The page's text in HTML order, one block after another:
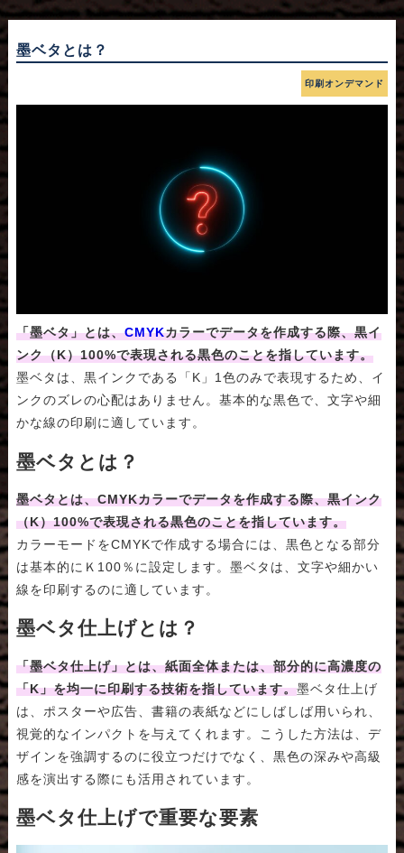
墨ベタとは？
印刷オンデマンド
「墨ベタ」とは、CMYKカラーでデータを作成する際、黒イ
ンク（K）100%で表現される黒色のことを指しています。
墨ベタは、黒インクである「K」1色のみで表現するため、イ
ンクのズレの心配はありません。基本的な黒色で、文字や細
かな線の印刷に適しています。
墨ベタとは？
墨ベタとは、CMYKカラーでデータを作成する際、黒インク
（K）100%で表現される黒色のことを指しています。
カラーモードをCMYKで作成する場合には、黒色となる部分
は基本的にＫ100％に設定します。墨ベタは、文字や細かい
線を印刷するのに適しています。
墨ベタ仕上げとは？
「墨ベタ仕上げ」とは、紙面全体または、部分的に高濃度の
「K」を均一に印刷する技術を指しています。墨ベタ仕上げ
は、ポスターや広告、書籍の表紙などにしばしば用いられ、
視覚的なインパクトを与えてくれます。こうした方法は、デ
ザインを強調するのに役立つだけでなく、黒色の深みや高級
感を演出する際にも活用されています。
墨ベタ仕上げで重要な要素